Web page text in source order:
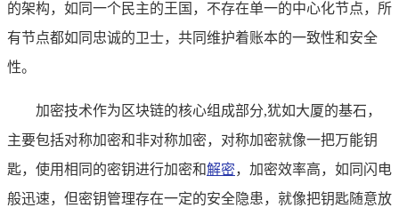
的架构，如同一个民主的王国，不存在单一的中心化节点，所
有节点都如同忠诚的卫士，共同维护着账本的一致性和安全
性。
加密技术作为区块链的核心组成部分,犹如大厦的基石，
主要包括对称加密和非对称加密，对称加密就像一把万能钥
匙，使用相同的密钥进行加密和解密，加密效率高，如同闪电
般迅速，但密钥管理存在一定的安全隐患，就像把钥匙随意放